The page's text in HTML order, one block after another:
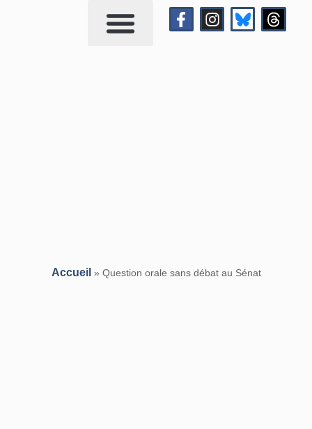
Accueil » Question orale sans débat au Sénat